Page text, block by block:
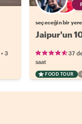
• 3
seçeceğin bir
Jaipur'un
37
saat
FOOD TOUR